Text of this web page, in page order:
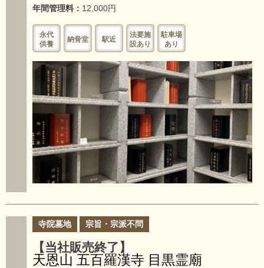
年間管理料： 12,000円
永代
供養
納骨堂 駅近
法要施
設あり
駐車場
あり
寺院墓地 宗旨・宗派不問
【当社販売終了】
天恩山 五百羅漢寺 目黒霊廟